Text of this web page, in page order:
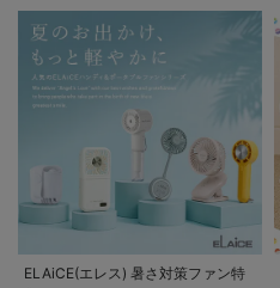
ELAiCE(エレス) 暑さ対策ファン特